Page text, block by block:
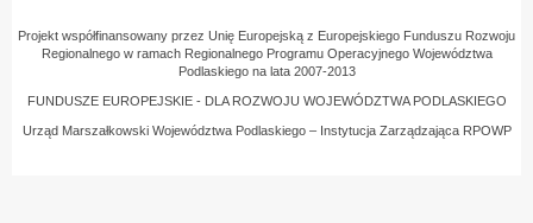
Projekt współfinansowany przez Unię Europejską z Europejskiego Funduszu Rozwoju
Regionalnego w ramach Regionalnego Programu Operacyjnego Województwa
Podlaskiego na lata 2007-2013
FUNDUSZE EUROPEJSKIE - DLA ROZWOJU WOJEWÓDZTWA PODLASKIEGO
Urząd Marszałkowski Województwa Podlaskiego – Instytucja Zarządzająca RPOWP